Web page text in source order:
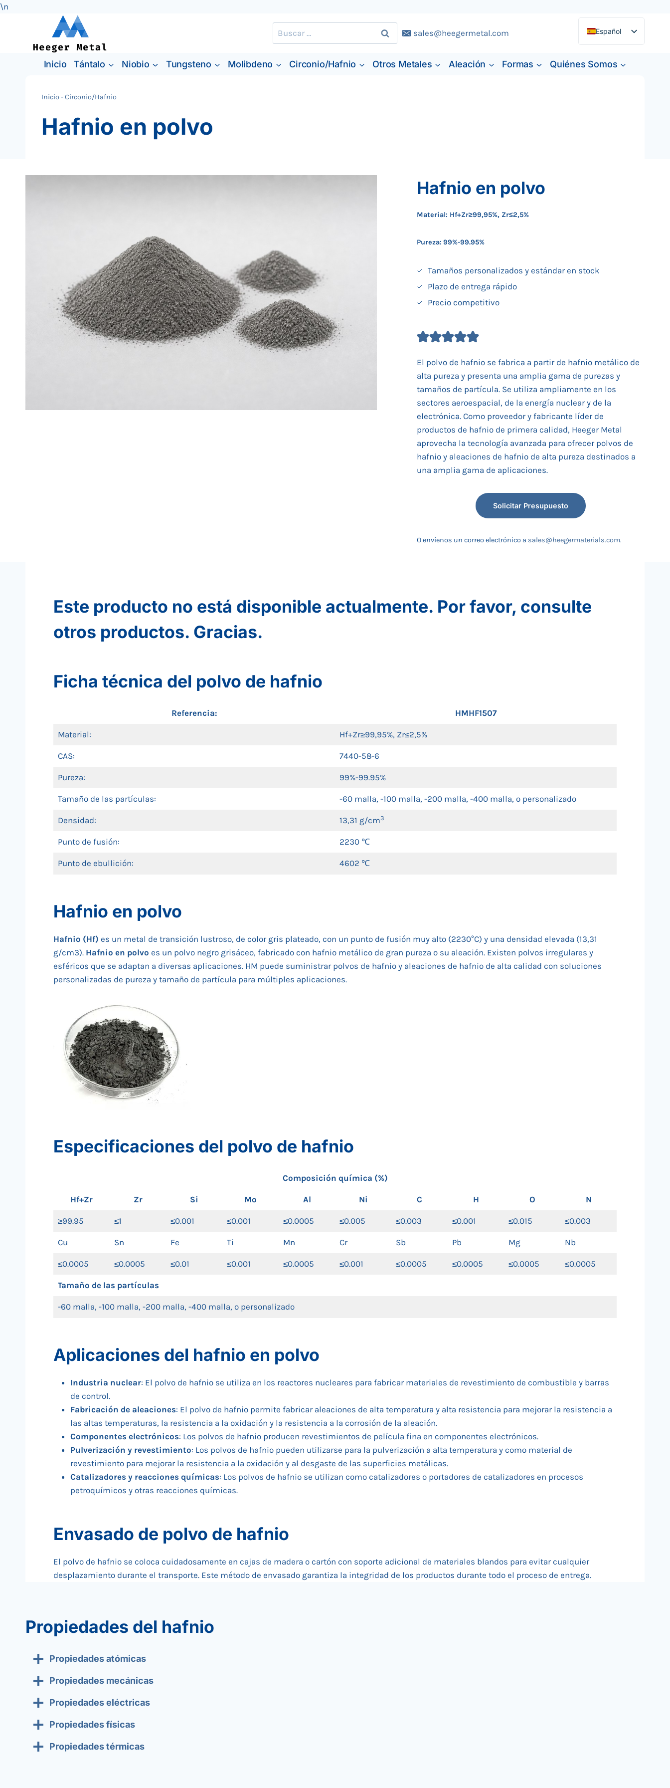
\n
Contenido
Buscar: sales@heegermetal.com
Español
English
Deutsch
Inicio Tántalo Niobio Tungsteno Molibdeno Circonio/Hafnio Otros Metales Aleación Formas Quiénes Somos
Inicio-Circonio/Hafnio
Hafnio en polvo
Hafnio en polvo
Material: Hf+Zr≥99,95%, Zr≤2,5%
Pureza: 99%-99.95%
Tamaños personalizados y estándar en stock
Plazo de entrega rápido
Precio competitivo
El polvo de hafnio se fabrica a partir de hafnio metálico de
alta pureza y presenta una amplia gama de purezas y
tamaños de partícula. Se utiliza ampliamente en los
sectores aeroespacial, de la energía nuclear y de la
electrónica. Como proveedor y fabricante líder de
productos de hafnio de primera calidad, Heeger Metal
aprovecha la tecnología avanzada para ofrecer polvos de
hafnio y aleaciones de hafnio de alta pureza destinados a
una amplia gama de aplicaciones.
Solicitar Presupuesto
O envíenos un correo electrónico a sales@heegermaterials.com.
Este producto no está disponible actualmente. Por favor, consulte
otros productos. Gracias.
Ficha técnica del polvo de hafnio
Referencia: HMHF1507
Material: Hf+Zr≥99,95%, Zr≤2,5%
CAS: 7440-58-6
Pureza: 99%-99.95%
Tamaño de las partículas: -60 malla, -100 malla, -200 malla, -400 malla, o personalizado
Densidad: 13,31 g/cm3
Punto de fusión: 2230 ℃
Punto de ebullición: 4602 ℃
Hafnio en polvo
Hafnio (Hf) es un metal de transición lustroso, de color gris plateado, con un punto de fusión muy alto (2230°C) y una densidad elevada (13,31
g/cm3). Hafnio en polvo es un polvo negro grisáceo, fabricado con hafnio metálico de gran pureza o su aleación. Existen polvos irregulares y
esféricos que se adaptan a diversas aplicaciones. HM puede suministrar polvos de hafnio y aleaciones de hafnio de alta calidad con soluciones
personalizadas de pureza y tamaño de partícula para múltiples aplicaciones.
Especificaciones del polvo de hafnio
Composición química (%)
Hf+Zr Zr Si Mo Al Ni C H O N
≥99.95 ≤1 ≤0.001 ≤0.001 ≤0.0005 ≤0.005 ≤0.003 ≤0.001 ≤0.015 ≤0.003
Cu Sn Fe Ti Mn Cr Sb Pb Mg Nb
≤0.0005 ≤0.0005 ≤0.01 ≤0.001 ≤0.0005 ≤0.001 ≤0.0005 ≤0.0005 ≤0.0005 ≤0.0005
Tamaño de las partículas
-60 malla, -100 malla, -200 malla, -400 malla, o personalizado
Aplicaciones del hafnio en polvo
Industria nuclear: El polvo de hafnio se utiliza en los reactores nucleares para fabricar materiales de revestimiento de combustible y barras
de control.
Fabricación de aleaciones: El polvo de hafnio permite fabricar aleaciones de alta temperatura y alta resistencia para mejorar la resistencia a
las altas temperaturas, la resistencia a la oxidación y la resistencia a la corrosión de la aleación.
Componentes electrónicos: Los polvos de hafnio producen revestimientos de película fina en componentes electrónicos.
Pulverización y revestimiento: Los polvos de hafnio pueden utilizarse para la pulverización a alta temperatura y como material de
revestimiento para mejorar la resistencia a la oxidación y al desgaste de las superficies metálicas.
Catalizadores y reacciones químicas: Los polvos de hafnio se utilizan como catalizadores o portadores de catalizadores en procesos
petroquímicos y otras reacciones químicas.
Envasado de polvo de hafnio
El polvo de hafnio se coloca cuidadosamente en cajas de madera o cartón con soporte adicional de materiales blandos para evitar cualquier
desplazamiento durante el transporte. Este método de envasado garantiza la integridad de los productos durante todo el proceso de entrega.
Propiedades del hafnio
Propiedades atómicas
Propiedades mecánicas
Propiedades eléctricas
Propiedades físicas
Propiedades térmicas